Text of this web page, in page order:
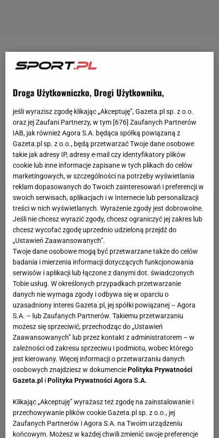
Pellegriniego ma już 40 punktów zdobytych w
zaledwie 22 kolejkach
La Liga
Verdiblancos zajmować trzecie miejsce w ligowej
tabeli, m.in. przedBarceloną iAtletico Madryt
Pucharze Króla Betis z kolei jest już w ćwierćfinale,
po tym jak pokonał w 1/8 finału derbowego rywala
Sevillę 2:1.
Droga Użytkowniczko, Drogi Użytkowniku,
jeśli wyrazisz zgodę klikając „Akceptuję”, Gazeta.pl sp. z o.o.
oraz jej Zaufani Partnerzy, w tym [676] Zaufanych Partnerów
IAB, jak również Agora S.A. będąca spółką powiązaną z
Gazeta.pl sp. z o.o., będą przetwarzać Twoje dane osobowe
takie jak adresy IP, adresy e-mail czy identyfikatory plików
cookie lub inne informacje zapisane w tych plikach do celów
marketingowych, w szczególności na potrzeby wyświetlania
reklam dopasowanych do Twoich zainteresowań i preferencji w
swoich serwisach, aplikacjach i w Internecie lub personalizacji
treści w nich wyświetlanych. Wyrażenie zgody jest dobrowolne.
Jeśli nie chcesz wyrazić zgody, chcesz ograniczyć jej zakres lub
chcesz wycofać zgodę uprzednio udzieloną przejdź do
„Ustawień Zaawansowanych”.
Twoje dane osobowe mogą być przetwarzane także do celów
badania i mierzenia informacji dotyczących funkcjonowania
serwisów i aplikacji lub łączone z danymi dot. świadczonych
Tobie usług. W określonych przypadkach przetwarzanie
danych nie wymaga zgody i odbywa się w oparciu o
uzasadniony interes Gazeta.pl, jej spółki powiązanej – Agora
S.A. – lub Zaufanych Partnerów. Takiemu przetwarzaniu
możesz się sprzeciwić, przechodząc do „Ustawień
Zaawansowanych” lub przez kontakt z administratorem – w
zależności od zakresu sprzeciwu i podmiotu, wobec którego
jest kierowany. Więcej informacji o przetwarzaniu danych
osobowych znajdziesz w dokumenciePolityka Prywatności
Gazeta.pl iPolityka Prywatności Agora S.A.
Klikając „Akceptuję” wyrażasz też zgodę na zainstalowanie i
przechowywanie plików cookie Gazeta.pl sp. z o.o., jej
Zaufanych Partnerów i Agora S.A. na Twoim urządzeniu
końcowym. Możesz w każdej chwili zmienić swoje preferencje